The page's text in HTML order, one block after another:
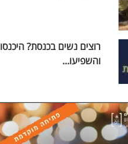
רוצים נשים בכנסת? היכנסו
והשפיעו...